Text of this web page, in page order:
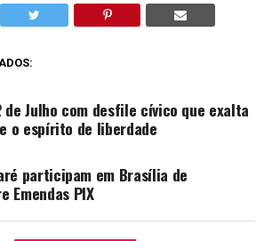
Julho com desfile cívico que exalta
o espírito de liberdade
participam em Brasília de
Emendas PIX